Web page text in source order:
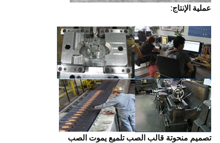
عملية الإنتاج:
تصميم منحوتة قالب الصب تلميع يموت الصب